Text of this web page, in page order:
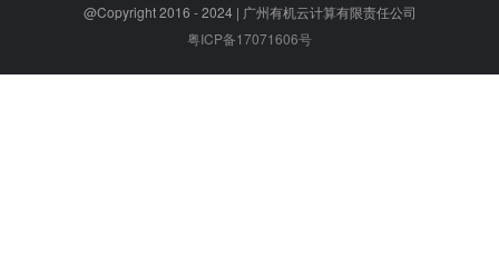
@Copyright 2016 - 2024 | 广州有机云计算有限责任公司
粤ICP备17071606号